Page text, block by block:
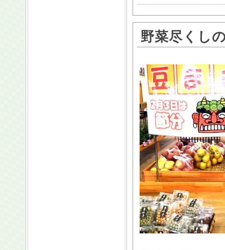
野菜尽くし